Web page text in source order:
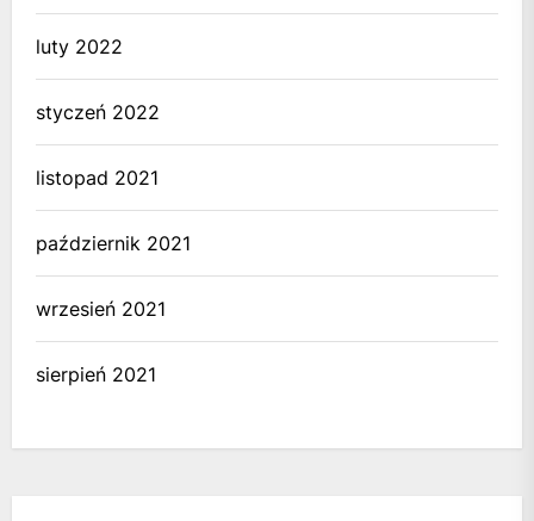
luty 2022
styczeń 2022
listopad 2021
październik 2021
wrzesień 2021
sierpień 2021